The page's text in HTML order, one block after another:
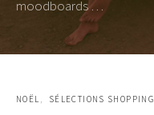
moodboards …
NOËL SÉLECTIONS SHOPPING